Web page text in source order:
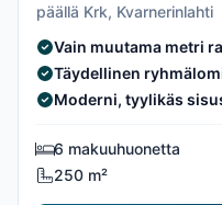
päällä Krk, Kvarnerinlahti
Vain muutama metri
Täydellinen
Moderni, tyylikäs
6 makuuhuonetta
250 m²